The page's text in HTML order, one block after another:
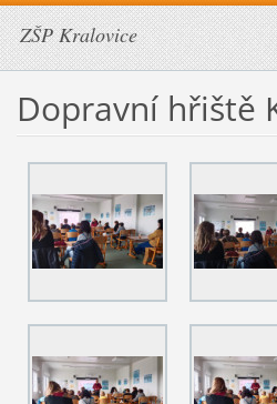
ZŠP Kralovice
Dopravní hřiště